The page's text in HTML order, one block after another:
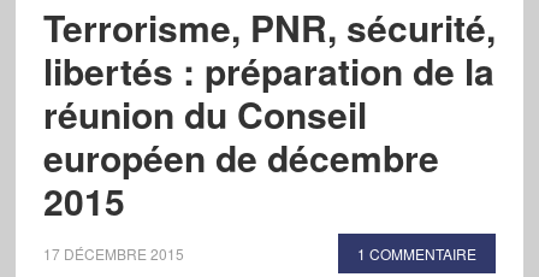
Terrorisme, PNR, sécurité,
libertés : préparation de la
réunion du Conseil
européen de décembre
2015
17 DÉCEMBRE 2015 1 COMMENTAIRE